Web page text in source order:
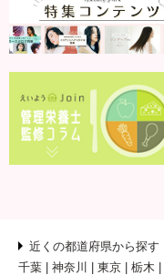
近くの都道府県から探す
千葉
神奈川 東京 栃木